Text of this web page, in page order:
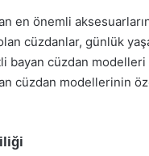
en önemli
cüzdanlar, günlük
bayan cüzdan
cüzdan modellerinin